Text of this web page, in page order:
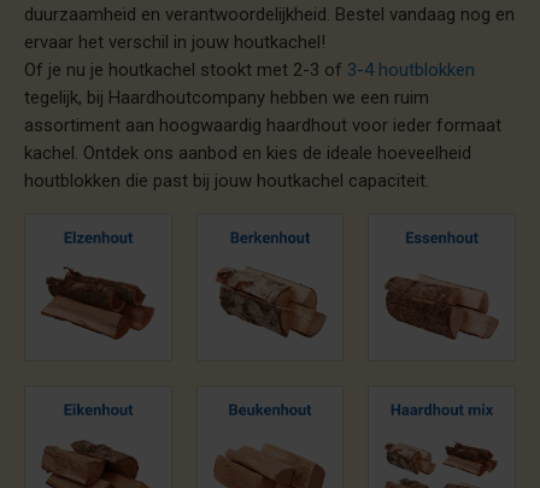
duurzaamheid en verantwoordelijkheid. Bestel vandaag nog en
ervaar het verschil in jouw houtkachel!
Of je nu je houtkachel stookt met 2-3 of 3-4 houtblokken
tegelijk, bij Haardhoutcompany hebben we een ruim
assortiment aan hoogwaardig haardhout voor ieder formaat
kachel. Ontdek ons aanbod en kies de ideale hoeveelheid
houtblokken die past bij jouw houtkachel capaciteit.